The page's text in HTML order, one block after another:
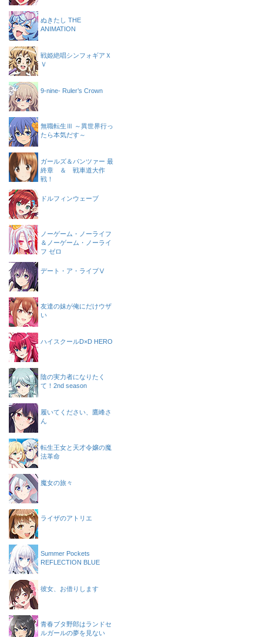
ぬきたし THE
ANIMATION
戦姫絶唱シンフォギアＸ
Ｖ
9-nine- Ruler’s Crown
無職転生Ⅲ ～異世界行っ
たら本気だす～
ガールズ＆パンツァー 最
終章 ＆ 戦車道大作
戦！
ドルフィンウェーブ
ノーゲーム・ノーライフ
＆ノーゲーム・ノーライ
フ ゼロ
デート・ア・ライブⅤ
友達の妹が俺にだけウザ
い
ハイスクールD×D HERO
陰の実力者になりたく
て！2nd season
履いてください、鷹峰さ
ん
転生王女と天才令嬢の魔
法革命
魔女の旅々
ライザのアトリエ
Summer Pockets
REFLECTION BLUE
彼女、お借りします
青春ブタ野郎はランドセ
ルガールの夢を見ない